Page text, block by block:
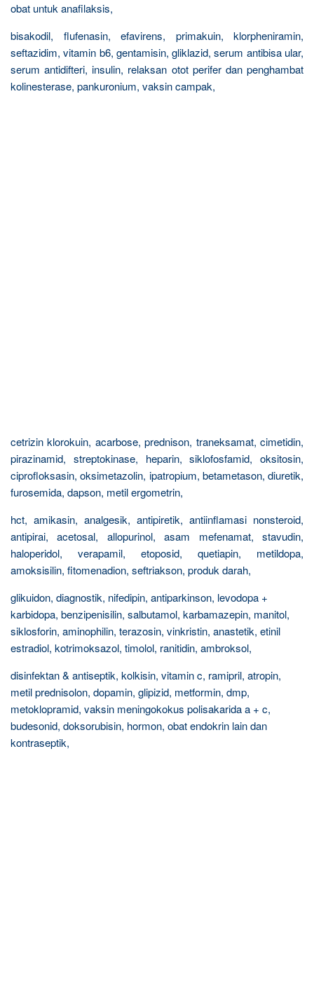
obat untuk anafilaksis,
bisakodil, flufenasin, efavirens, primakuin, klorpheniramin,
seftazidim, vitamin b6, gentamisin, gliklazid, serum antibisa ular,
serum antidifteri, insulin, relaksan otot perifer dan penghambat
kolinesterase, pankuronium, vaksin campak,
cetrizin klorokuin, acarbose, prednison, traneksamat, cimetidin,
pirazinamid, streptokinase, heparin, siklofosfamid, oksitosin,
ciprofloksasin, oksimetazolin, ipatropium, betametason, diuretik,
furosemida, dapson, metil ergometrin,
hct, amikasin, analgesik, antipiretik, antiinflamasi nonsteroid,
antipirai, acetosal, allopurinol, asam mefenamat, stavudin,
haloperidol, verapamil, etoposid, quetiapin, metildopa,
amoksisilin, fitomenadion, seftriakson, produk darah,
glikuidon, diagnostik, nifedipin, antiparkinson, levodopa +
karbidopa, benzipenisilin, salbutamol, karbamazepin, manitol,
siklosforin, aminophilin, terazosin, vinkristin, anastetik, etinil
estradiol, kotrimoksazol, timolol, ranitidin, ambroksol,
disinfektan & antiseptik, kolkisin, vitamin c, ramipril, atropin,
metil prednisolon, dopamin, glipizid, metformin, dmp,
metoklopramid, vaksin meningokokus polisakarida a + c,
budesonid, doksorubisin, hormon, obat endokrin lain dan
kontraseptik,